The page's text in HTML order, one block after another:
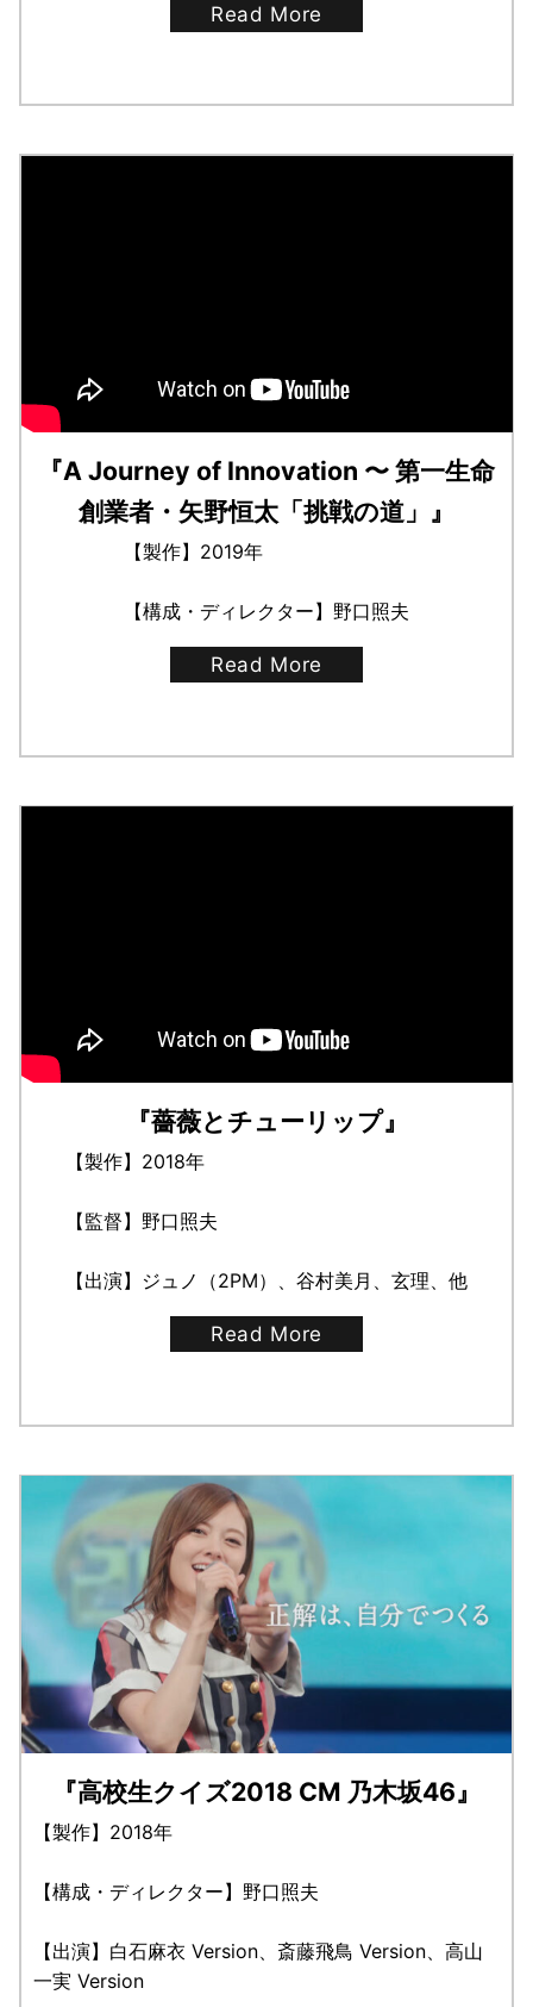
Read More
『A Journey of Innovation 〜 第一生命
創業者・矢野恒太「挑戦の道」』
【製作】2019年
【構成・ディレクター】野口照夫
Read More
『薔薇とチューリップ』
【製作】2018年
【監督】野口照夫
【出演】ジュノ（2PM）、谷村美月、玄理、他
Read More
『高校生クイズ2018 CM 乃木坂46』
【製作】2018年
【構成・ディレクター】野口照夫
【出演】白石麻衣 Version、斎藤飛鳥 Version、高山
一実 Version